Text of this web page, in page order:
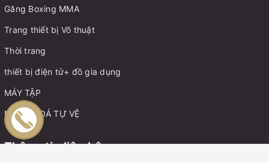
Găng Boxing MMA
Trang thiết bị Võ thuật
Thời trang
thiết bị điện tử+ đồ gia dụng
MÁY TẬP
MÓC KHOÁ TỰ VỆ
Thông tin liên hệ